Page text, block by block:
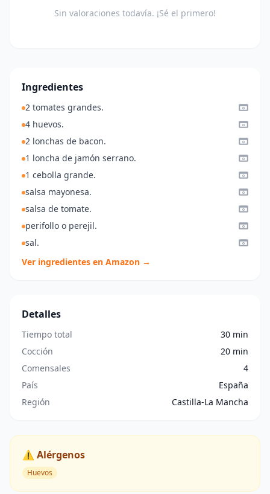
Sin valoraciones todavía. ¡Sé el primero!
Ingredientes
2 tomates grandes.
4 huevos.
2 lonchas de bacon.
1 loncha de jamón serrano.
1 cebolla grande.
salsa mayonesa.
salsa de tomate.
perifollo o perejil.
sal.
Ver ingredientes en Amazon →
Detalles
Tiempo total
30 min
Cocción
20 min
Comensales
4
País
España
Región
Castilla-La Mancha
⚠️ Alérgenos
Huevos